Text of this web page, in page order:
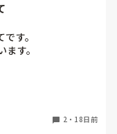
す。
す。
看護師歴は一年ほ
者さんに報告する
るので16:30までの
2 ・ 18日前